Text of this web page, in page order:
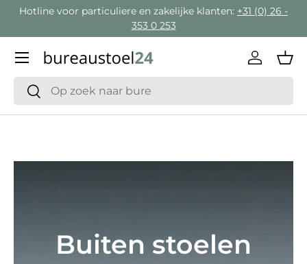
Hotline voor particuliere en zakelijke klanten: +31 (0) 26 -
353 0 253
Zoeken
Zoeken
Inloggen
Menu
Buiten stoelen